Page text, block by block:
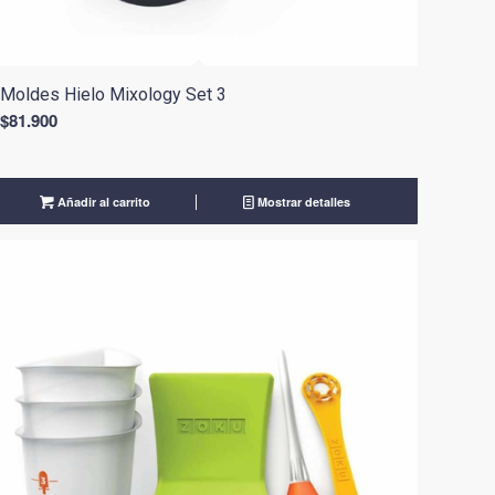
Moldes Hielo Mixology Set 3
$81.900
Añadir al carrito Mostrar detalles